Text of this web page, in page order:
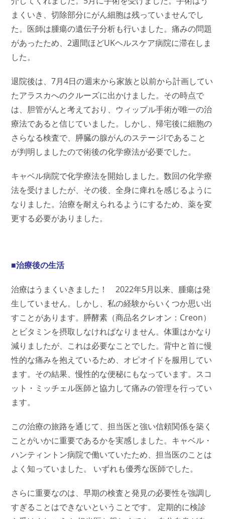
まくいき、切除部分にがん細胞は残っていませんでし
た。医師は腫瘍の遺伝子分析も行いました。痛みの問題
があったため、2週間ほどUKヘルスケア病院に滞在しま
した。
退院後は、7月4日の週末から家族と以前から計画してい
たアラスカへのクルーズに出かけました。その時点で
は、胆管がんと考えており、ウィップル手術が唯一の治
療法であると信じていました。しかし、帰宅後に細胞の
さらなる検査で、膵臓の腺がんのステージIであること
が判明しましたので術後の化学療法が必要でした。
キャベル病院で化学療法を開始しました。数回の化学療
法を受けましたが、その後、全身に痺れを感じるように
なりました。治療を耐えられるようにするため、薬を変
更する必要がありました。
■治療後の生活
治療はうまくいきました！ 2022年5月以来、腫瘍は発
生していません。しかし、私の経験からいくつか思い出
すことがあります。膵酵素（商品名クレオン：Creon）
とビタミンを摂取しなければなりません。体重はかなり
減りましたが、これは必要なことでした。背中と首に慢
性的な痛みを抱えているため、オピオイドを服用してい
ます。その結果、慢性的な便秘にもなっています。スコ
ット・ミッチェル医師と協力して痛みの管理を行ってい
ます。
この治療の旅路を通じて、担当医と強い信頼関係を築く
ことがいかに重要であるかを実感しました。キャベル・
ハンティントン病院で働いていたため、担当医のことは
よく知っていました。 いずれも優秀な医師でした。
さらに重要なのは、早期の検査と発見の必要性を強調し
すぎることはできないということです。 定期的に検診